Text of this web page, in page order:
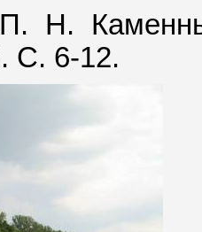
П. Н.
С. 6-12.